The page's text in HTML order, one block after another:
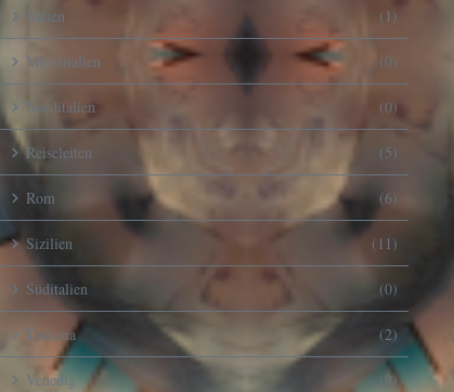
Italien (1)
Mittelitalien (0)
Norditalien (0)
Reiseleiten (5)
Rom (6)
Sizilien (11)
Süditalien (0)
Toskana (2)
Venedig (9)